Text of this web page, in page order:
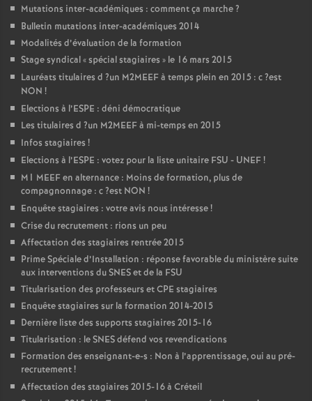
Mutations inter-académiques : comment ça marche?
Bulletin mutations inter-académiques 2014
Modalités d’évaluation de la formation
Stage syndical «spécial stagiaires » le 16 mars 2015
Lauréats titulaires d ?un M2MEEFà temps plein en 2015 : c?est
NON !
Elections à l’ESPE : déni démocratique
Les titulaires d ?un M2MEEFà mi-temps en 2015
Infos stagiaires !
Elections à l’ESPE : votez pour la liste unitaire FSU - UNEF!
M1 MEEFen alternance : Moins de formation, plus de
compagnonnage : c?est NON !
Enquête stagiaires : votre avis nous intéresse!
Crise du recrutement : rions un peu
Affectation des stagiaires rentrée 2015
Prime Spéciale d’Installation : réponse favorable du ministère suite
aux interventions duSNESet de la FSU
Titularisation des professeurs etCPE stagiaires
Enquête stagiaires sur la formation 2014-2015
Dernière liste des supports stagiaires 2015-16
Titularisation : leSNESdéfend vos revendications
Formation des enseignant-e-s : Non à l’apprentissage, oui au pré-
recrutement!
Affectation des stagiaires 2015-16 à Créteil